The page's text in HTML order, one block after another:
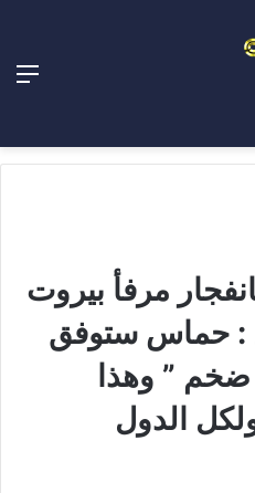
مرفأ بيروت
: حماس ستوفق
ضخم ” وهذا
الدول